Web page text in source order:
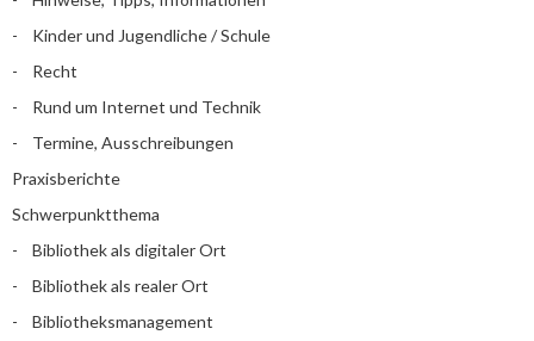
Kinder und Jugendliche / Schule
Recht
Rund um Internet und Technik
Termine, Ausschreibungen
Praxisberichte
Schwerpunktthema
Bibliothek als digitaler Ort
Bibliothek als realer Ort
Bibliotheksmanagement